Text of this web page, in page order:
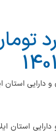
اقتصادی و